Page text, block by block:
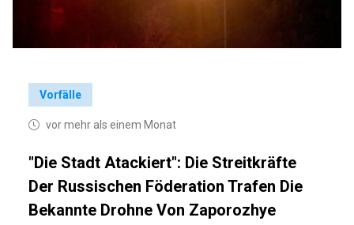
Vorfälle
vor mehr als einem Monat
"Die Stadt Atackiert": Die Streitkräfte
Der Russischen Föderation Trafen Die
Bekannte Drohne Von Zaporozhye